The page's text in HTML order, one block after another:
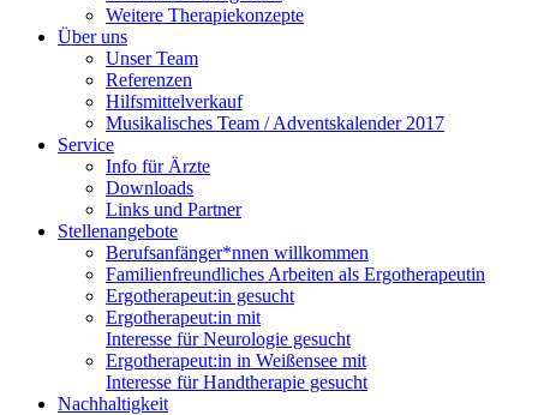
Weitere Therapiekonzepte
Über uns
Unser Team
Referenzen
Hilfsmittelverkauf
Musikalisches Team / Adventskalender 2017
Service
Info für Ärzte
Downloads
Links und Partner
Stellenangebote
Berufsanfänger*nnen willkommen
Familienfreundliches Arbeiten als Ergotherapeutin
Ergotherapeut:in gesucht
Ergotherapeut:in mit
Interesse für Neurologie gesucht
Ergotherapeut:in in Weißensee mit
Interesse für Handtherapie gesucht
Nachhaltigkeit